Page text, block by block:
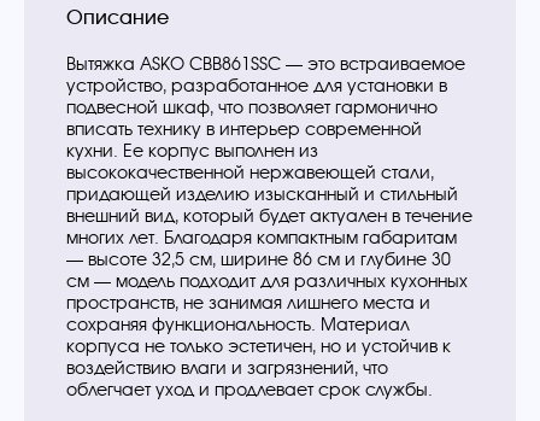
Описание
Вытяжка ASKO CBB861SSC — это встраиваемое
устройство, разработанное для установки в
подвесной шкаф, что позволяет гармонично
вписать технику в интерьер современной
кухни. Ее корпус выполнен из
высококачественной нержавеющей стали,
придающей изделию изысканный и стильный
внешний вид, который будет актуален в течение
многих лет. Благодаря компактным габаритам
— высоте 32,5 см, ширине 86 см и глубине 30
см — модель подходит для различных кухонных
пространств, не занимая лишнего места и
сохраняя функциональность. Материал
корпуса не только эстетичен, но и устойчив к
воздействию влаги и загрязнений, что
облегчает уход и продлевает срок службы.